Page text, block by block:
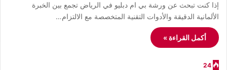
إذا كنت تبحث عن ورشة بي ام دبليو في الرياض تجمع بين الخبرة
الألمانية الدقيقة والأدوات التقنية المتخصصة مع الالتزام…
أكمل القراءة »
24